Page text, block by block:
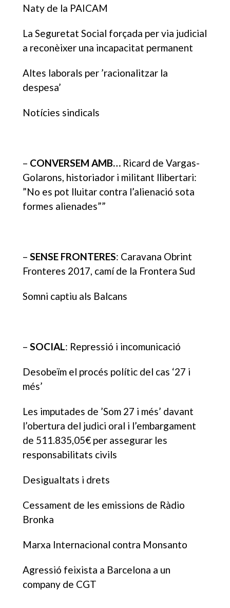
Naty de la PAICAM
La Seguretat Social forçada per via judicial
a reconèixer una incapacitat permanent
Altes laborals per ’racionalitzar la
despesa’
Notícies sindicals
– CONVERSEM AMB… Ricard de Vargas-
Golarons, historiador i militant llibertari:
”No es pot lluitar contra l’alienació sota
formes alienades””
–SENSE FRONTERES: Caravana Obrint
Fronteres 2017, camí de la Frontera Sud
Somni captiu als Balcans
–SOCIAL: Repressió i incomunicació
Desobeïm el procés polític del cas ‘27 i
més’
Les imputades de ’Som 27 i més’ davant
l’obertura del judici oral i l’embargament
de 511.835,05€ per assegurar les
responsabilitats civils
Desigualtats i drets
Cessament de les emissions de Ràdio
Bronka
Marxa Internacional contra Monsanto
Agressió feixista a Barcelona a un
company de CGT